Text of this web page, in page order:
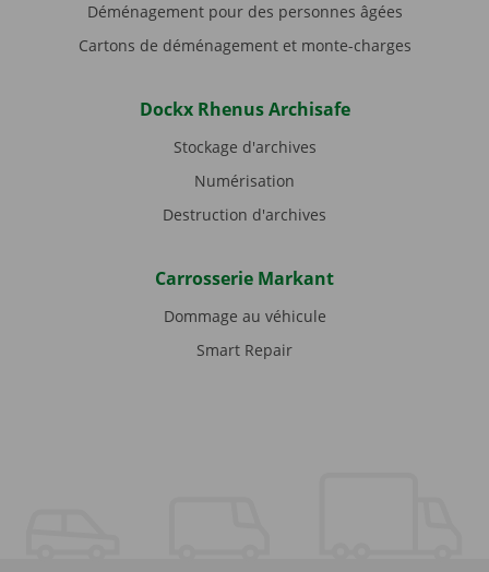
Déménagement pour des personnes âgées
Cartons de déménagement et monte-charges
Dockx Rhenus Archisafe
Stockage d'archives
Numérisation
Destruction d'archives
Carrosserie Markant
Dommage au véhicule
Smart Repair